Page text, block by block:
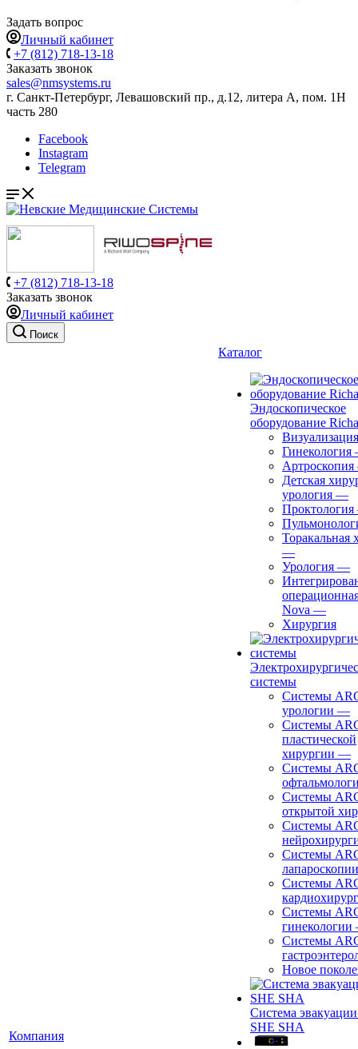
Задать вопрос
Личный кабинет
+7 (812) 718-13-18
Заказать звонок
sales@nmsystems.ru
г. Санкт-Петербург, Левашовский пр., д.12, литера А, пом. 1Н
часть 280
Facebook
Instagram
Telegram
+7 (812) 718-13-18
Заказать звонок
Личный кабинет
Поиск
Компания
Каталог
Эндоскопическое
оборудование
Визуализация
Гинекология
Артроскопия
Детская
урология —
Проктология
Торакальная
—
Урология —
Nova —
Хирургия
системы
Системы
урологии —
Системы
пластической
хирургии —
Системы
Системы
открытой
Системы
Системы
лапароскопии
Системы
Системы
гинекологии
Системы
Новое
Система
SHE SHA